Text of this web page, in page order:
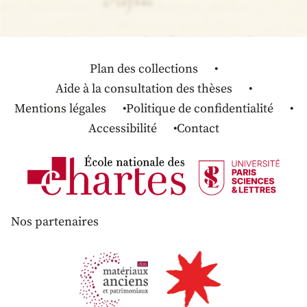
Plan des collections
Aide à la consultation des thèses
Mentions légales
Politique de confidentialité
Accessibilité
Contact
Nos partenaires